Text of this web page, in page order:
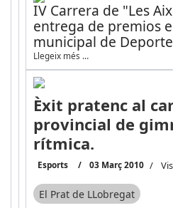
IV Carrera de "Les
entrega de premios
municipal de
Llegeix més …
Èxit pratenc al
provincial de
rítmica.
Esports 03 Març 2010
El Prat de LLobregat